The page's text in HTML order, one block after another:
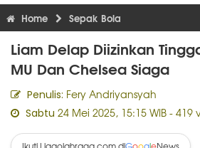
Home Sepak Bola
Liam Delap Diizinkan
MU Dan Chelsea Siaga
Penulis: Fery Andriyansyah
Sabtu 24 Mei 2025, 15:15 WIB - 419